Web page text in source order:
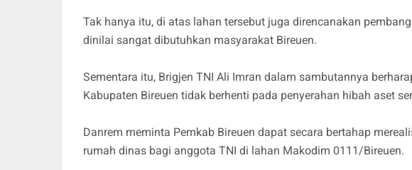
Tak hanya itu, di atas lahan tersebut juga direncanakan
dinilai sangat dibutuhkan masyarakat Bireuen.
Sementara itu, Brigjen TNI Ali Imran dalam sambutannya
Kabupaten Bireuen tidak berhenti pada penyerahan hibah aset
Danrem meminta Pemkab Bireuen dapat secara bertahap
rumah dinas bagi anggota TNI di lahan Makodim 0111/Bireuen.